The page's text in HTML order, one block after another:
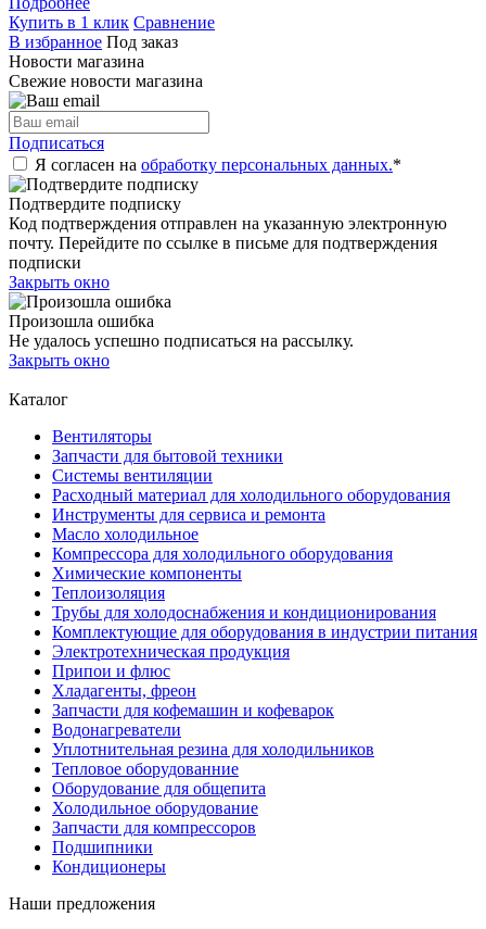
Купить в 1 клик Сравнение
В избранное Под заказ
Новости магазина
Свежие новости магазина
Подписаться
Я согласен на обработку персональных данных.*
Подтвердите подписку
Код подтверждения отправлен на указанную электронную
почту. Перейдите по ссылке в письме для подтверждения
подписки
Закрыть окно
Произошла ошибка
Не удалось успешно подписаться на рассылку.
Закрыть окно
Каталог
Вентиляторы
Запчасти для бытовой техники
Системы вентиляции
Расходный материал для холодильного оборудования
Инструменты для сервиса и ремонта
Масло холодильное
Компрессора для холодильного оборудования
Химические компоненты
Теплоизоляция
Трубы для холодоснабжения и кондиционирования
Комплектующие для оборудования в индустрии питания
Электротехническая продукция
Припои и флюс
Хладагенты, фреон
Запчасти для кофемашин и кофеварок
Водонагреватели
Уплотнительная резина для холодильников
Тепловое оборудованние
Оборудование для общепита
Холодильное оборудование
Запчасти для компрессоров
Подшипники
Кондиционеры
Наши предложения